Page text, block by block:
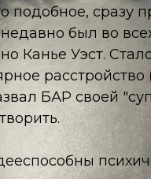
подобное, сразу
недавно был во
Канье Уэст.
БАР своей